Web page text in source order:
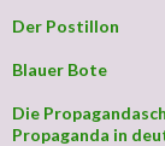
Der Postillon
Blauer Bote
Die
Propaganda in